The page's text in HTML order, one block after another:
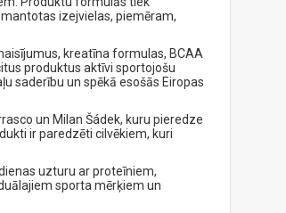
izejvielas, piemēram,
kreatīna formulas, BCAA
produktus aktīvi sportojošu
saderību un spēkā esošās Eiropas
un Milan Šádek, kuru pieredze
ir paredzēti cilvēkiem, kuri
uzturu ar proteīniem,
sporta mērķiem un